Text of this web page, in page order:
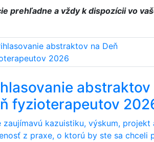
prehľadne a vždy k dispozícii vo
abstraktov
fyzioterapeutov
zaujímavú kazuistiku, výskum, projekt
z praxe, o ktorú by ste sa chceli